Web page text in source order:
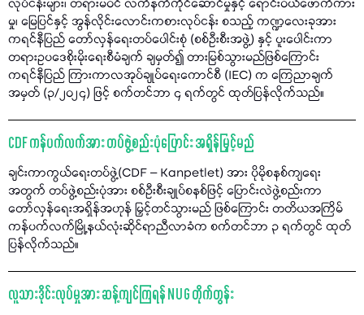
လုပ်ငန်းများ၊ တရားမဝင် လက်နက်ကိုင်ဆောင်မှုနှင့် ရောင်းဝယ်ဖောက်ကား
မှု၊ မြေပြင်နှင့် အွန်လိုင်းလောင်းကစားလုပ်ငန်း စသည့် ကဏ္ဍလေးခုအား
ကရင်နီပြည် တော်လှန်ရေးတပ်ပေါင်းစုံ (စစ်ဦးစီးအဖွဲ့) နှင့် ပူးပေါင်းကာ
တရားဥပဒေစိုးမိုးရေးစီမံချက် ချမှတ်၍ တားမြစ်သွားမည်ဖြစ်ကြောင်း
ကရင်နီပြည် ကြားကာလအုပ်ချုပ်ရေးကောင်စီ (IEC) က ကြေညာချက်
အမှတ် (၃/၂၀၂၄) ဖြင့် စက်တင်ဘာ ၄ ရက်တွင် ထုတ်ပြန်လိုက်သည်။
CDF ကန်ပက်လက်အား တပ်ဖွဲ့စည်းပုံပြောင်း အရှိန်မြှင့်မည်
ချင်းကာကွယ်ရေးတပ်ဖွဲ့(CDF – Kanpetlet) အား ပိုမိုစနစ်ကျရေး
အတွက် တပ်ဖွဲ့စည်းပုံအား စစ်ဦးစီးချုပ်စနစ်ဖြင့် ပြောင်းလဲဖွဲ့စည်းကာ
တော်လှန်ရေးအရှိန်အဟုန် မြှင့်တင်သွားမည် ဖြစ်ကြောင်း တတိယအကြိမ်
ကန်ပက်လက်မြို့နယ်လုံးဆိုင်ရာညီလာခံက စက်တင်ဘာ ၃ ရက်တွင် ထုတ်
ပြန်လိုက်သည်။
လူသားဒိုင်းလုပ်မှုအား ဆန့်ကျင်ကြရန် NUG တိုက်တွန်း